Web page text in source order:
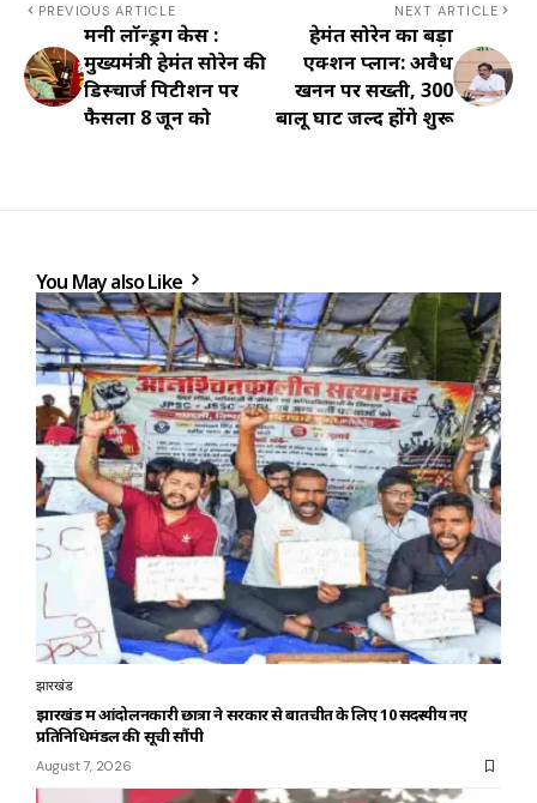
PREVIOUS ARTICLE
मनी लॉन्ड्रिंग केस :
मुख्यमंत्री हेमंत सोरेन की
डिस्चार्ज पिटीशन पर
फैसला 8 जून को
NEXT ARTICLE
हेमंत सोरेन का बड़ा
एक्शन प्लान: अवैध
खनन पर सख्ती, 300
बालू घाट जल्द होंगे शुरू
You May also Like
झारखंड
झारखंड में आंदोलनकारी छात्रों ने सरकार से बातचीत के लिए 10 सदस्यीय नए
प्रतिनिधिमंडल की सूची सौंपी
August 7, 2026